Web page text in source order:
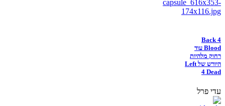
Back 4
Blood עוד
רחוק מלהיות
היורש של Left
4 Dead
עדי פרל